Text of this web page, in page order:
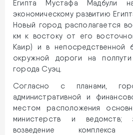
Египта Мустафа Мадбули
экономическому развитию
Новый город располагается
км к востоку от его
Каир) и в непосредственной
окружной дороги на
города Суэц.
Согласно с планами,
административной и
местом расположения
министерств и ведомств;
возведение комплекса